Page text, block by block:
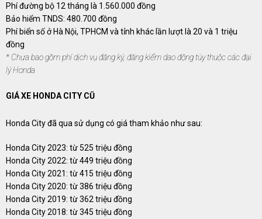
Phí đường bộ 12 tháng là 1.560.000 đồng
Bảo hiểm TNDS: 480.700 đồng
Phí biển số ở Hà Nội, TPHCM và tỉnh khác lần lượt là 20 và 1 triệu
đồng
* Chưa bao gồm phí dịch vụ đăng ký, đăng kiểm dao động tùy thuộc các đại
lý Honda
GIÁ XE HONDA CITY CŨ
Honda City đã qua sử dụng có giá tham khảo như sau:
Honda City 2023: từ 525 triệu đồng
Honda City 2022: từ 449 triệu đồng
Honda City 2021: từ 415 triệu đồng
Honda City 2020: từ 386 triệu đồng
Honda City 2019: từ 362 triệu đồng
Honda City 2018: từ 345 triệu đồng